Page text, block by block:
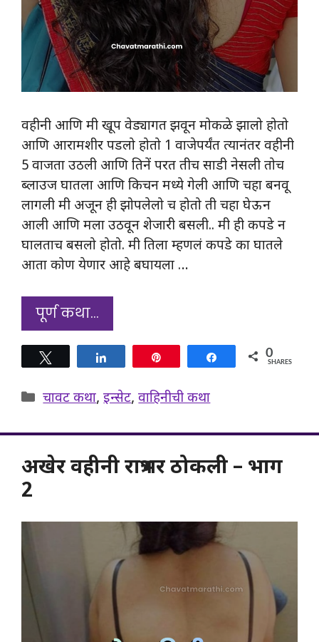
वहीनी आणि मी खूप वेड्यागत झवून मोकळे झालो होतो
आणि आरामशीर पडलो होतो 1 वाजेपर्यंत त्यानंतर वहीनी
5 वाजता उठली आणि तिनें परत तीच साडी नेसली तोच
ब्लाउज घातला आणि किचन मध्ये गेली आणि चहा बनवू
लागली मी अजून ही झोपलेलो च होतो ती चहा घेऊन
आली आणि मला उठवून शेजारी बसली.. मी ही कपडे न
घालताच बसलो होतो. मी तिला म्हणलं कपडे का घातले
आता कोण येणार आहे बघायला …
पूर्ण कथा…
Share 0
SHARES
Categories
चावट कथा,इन्सेट,वाहिनीची कथा
अखेर वहीनी रात्रभर ठोकली – भाग
2